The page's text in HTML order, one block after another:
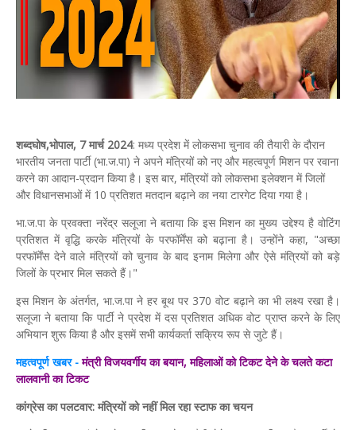
शब्‍दघोष,भोपाल, 7 मार्च 2024: मध्य प्रदेश में लोकसभा चुनाव की तैयारी के दौरान
भारतीय जनता पार्टी (भा.ज.पा) ने अपने मंत्रियों को नए और महत्वपूर्ण मिशन पर रवाना
करने का आदान-प्रदान किया है। इस बार, मंत्रियों को लोकसभा इलेक्शन में जिलों
और विधानसभाओं में 10 प्रतिशत मतदान बढ़ाने का नया टारगेट दिया गया है।
भा.ज.पा के प्रवक्ता नरेंद्र सलूजा ने बताया कि इस मिशन का मुख्य उद्देश्य है वोटिंग
प्रतिशत में वृद्धि करके मंत्रियों के परफॉर्मेंस को बढ़ाना है। उन्होंने कहा, "अच्छा
परफॉर्मेंस देने वाले मंत्रियों को चुनाव के बाद इनाम मिलेगा और ऐसे मंत्रियों को बड़े
जिलों के प्रभार मिल सकते हैं।"
इस मिशन के अंतर्गत, भा.ज.पा ने हर बूथ पर 370 वोट बढ़ाने का भी लक्ष्य रखा है।
सलूजा ने बताया कि पार्टी ने प्रदेश में दस प्रतिशत अधिक वोट प्राप्त करने के लिए
अभियान शुरू किया है और इसमें सभी कार्यकर्ता सक्रिय रूप से जुटे हैं।
महत्‍वपूर्ण खबर -मंत्री विजयवर्गीय का बयान, महिलाओं को टिकट देने के चलते कटा
लालवानी का टिकट
कांग्रेस का पलटवार: मंत्रियों को नहीं मिल रहा स्टाफ का चयन